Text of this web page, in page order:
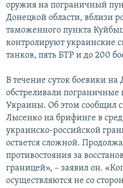
оружия на пограничный
Донецкой области, вблизи
таможенного пункта
контролируют украинские
танков, пять БТР и до 200
В течение суток боевики на
обстреливали пограничные
Украины. Об этом сообщил
Лысенко на брифинге в
украинско-российской
остается сложной.
противостояния за
границей», – заявил он.
осуществляются не со